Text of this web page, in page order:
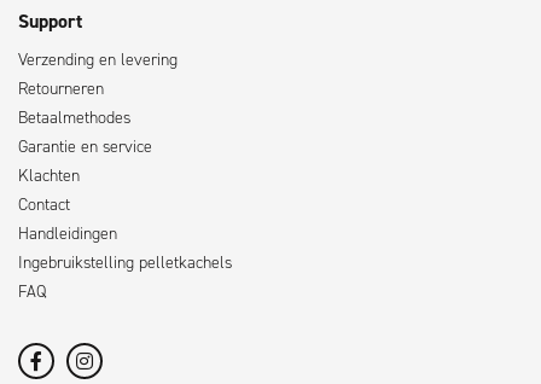
Support
Verzending en levering
Retourneren
Betaalmethodes
Garantie en service
Klachten
Contact
Handleidingen
Ingebruikstelling pelletkachels
FAQ